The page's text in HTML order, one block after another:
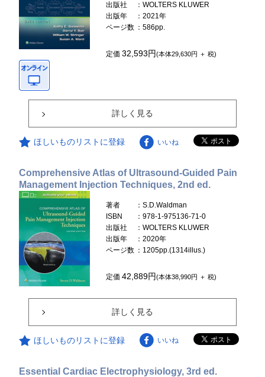
出版社
：WOLTERS KLUWER
出版年
：2021年
ページ数 ：586pp.
定価32,593円(本体29,630円 ＋ 税)
詳しく見る
ほしいものリストに登録 いいね
Comprehensive Atlas of Ultrasound-Guided Pain
Management Injection Techniques, 2nd ed.
著者
：S.D.Waldman
ISBN
：978-1-975136-71-0
出版社
：WOLTERS KLUWER
出版年
：2020年
ページ数 ：1205pp.(1314illus.)
定価42,889円(本体38,990円 ＋ 税)
詳しく見る
ほしいものリストに登録 いいね
Essential Cardiac Electrophysiology, 3rd ed.